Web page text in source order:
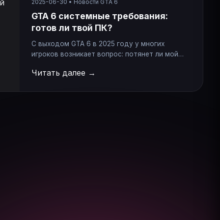
2025-06-30 • Новости GTA 6
GTA 6 системные требования:
готов ли твой ПК?
С выходом GTA 6 в 2025 году у многих
игроков возникает вопрос: потянет ли мой
системные требования GTA 6 ещё не
Читать далее →